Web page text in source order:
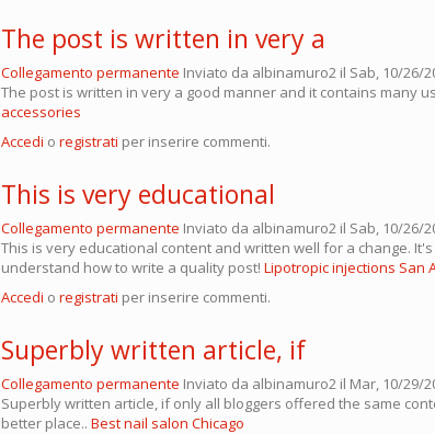
The post is written in very a
Collegamento permanente Inviato da albinamuro2 il Sab, 10/26/
The post is written in very a good manner and it contains many
accessories
Accedi o registrati per inserire commenti.
This is very educational
Collegamento permanente Inviato da albinamuro2 il Sab, 10/26/
This is very educational content and written well for a change.
understand how to write a quality post! Lipotropic injections San
Accedi o registrati per inserire commenti.
Superbly written article, if
Collegamento permanente Inviato da albinamuro2 il Mar, 10/29/
Superbly written article, if only all bloggers offered the same
better place.. Best nail salon Chicago